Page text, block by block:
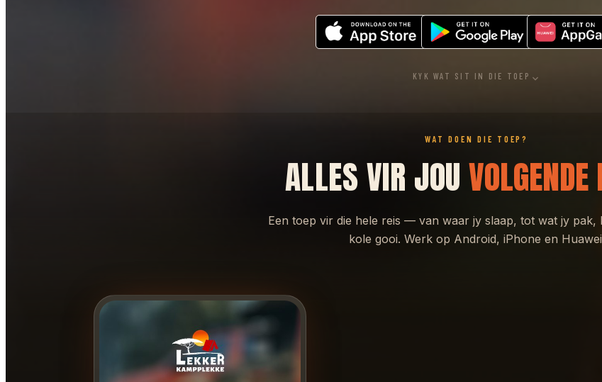
KYK WAT SIT IN DIE TOEP
WAT DOEN DIE TOEP?
ALLES VIR JOU
Een toep vir die hele reis — van waar jy slaap, tot wat jy pak,
kole gooi. Werk op Android, iPhone en